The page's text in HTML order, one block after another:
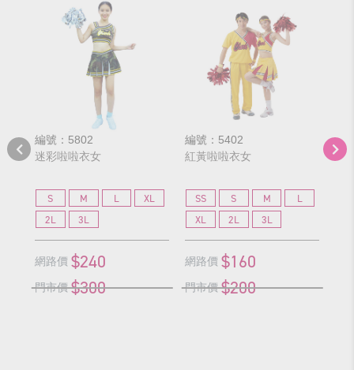
編號：5802
迷彩啦啦衣女
S M L
XL
2L
3L
網路價 $240
門市價 $300
編號：5402
紅黃啦啦衣女
SS S M
L
XL
2L 3L
網路價 $160
門市價 $200
編
黃